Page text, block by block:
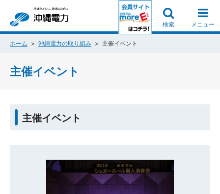
検索 メニュー
ホーム 沖縄電力の取り組み 主催イベント
主催イベント
主催イベント